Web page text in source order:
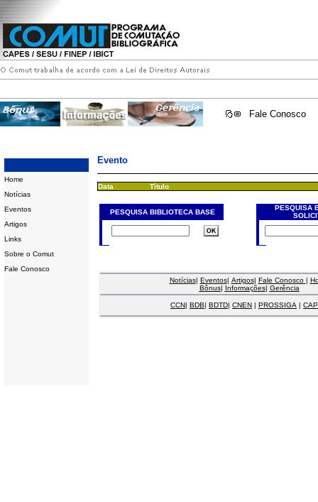
Fale Conosco
Home
Notícias
Eventos
Artigos
Links
Sobre o Comut
Fale Conosco
Evento
Data Título
PESQUISA BIBLIOTECA BASE
PESQUISA
Notícias| Eventos| Artigos| Fale Conosco |
Bônus| Informações| Gerência
CCN| BDB| BDTD| CNEN | PROSSIGA |